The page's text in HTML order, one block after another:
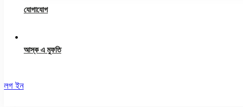
যোগাযোগ
আস্ক এ মুফতি
লগ ইন